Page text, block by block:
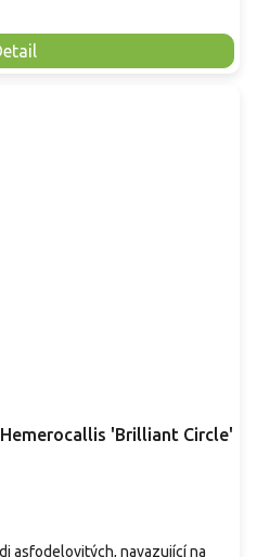
'Brilliant Circle'
asfodelovitých, navazující na